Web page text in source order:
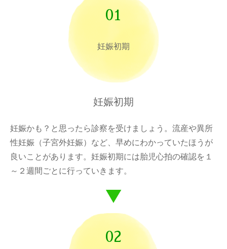
01
妊娠初期
妊娠初期
妊娠かも？と思ったら診察を受けましょう。流産や異所
性妊娠（子宮外妊娠）など、早めにわかっていたほうが
良いことがあります。妊娠初期には胎児心拍の確認を１
～２週間ごとに行っていきます。
02